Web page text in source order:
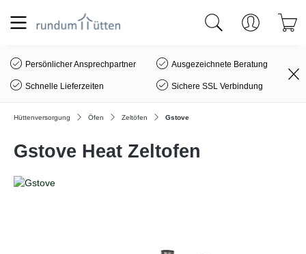
springen
Persönlicher Ansprechpartner Ausgezeichnete Beratung
Schnelle Lieferzeiten Sichere SSL Verbindung
Hüttenversorgung Öfen Zeltöfen Gstove
Gstove Heat Zeltofen